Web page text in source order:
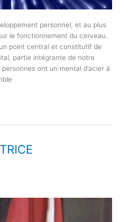
personnel, et au plus
le fonctionnement du cerveau.
point central et constitutif de
partie intégrante de notre
ont un mental d’acier à